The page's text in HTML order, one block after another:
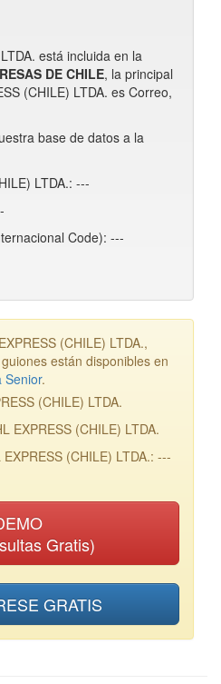
está incluida en la
DE CHILE, la principal
(CHILE) LTDA. es Correo,
base de datos a la
LTDA.: ---
Code): ---
(CHILE) LTDA.,
están disponibles en
Senior.
(CHILE) LTDA.
EXPRESS (CHILE) LTDA.
(CHILE) LTDA.: ---
Gratis)
GRATIS